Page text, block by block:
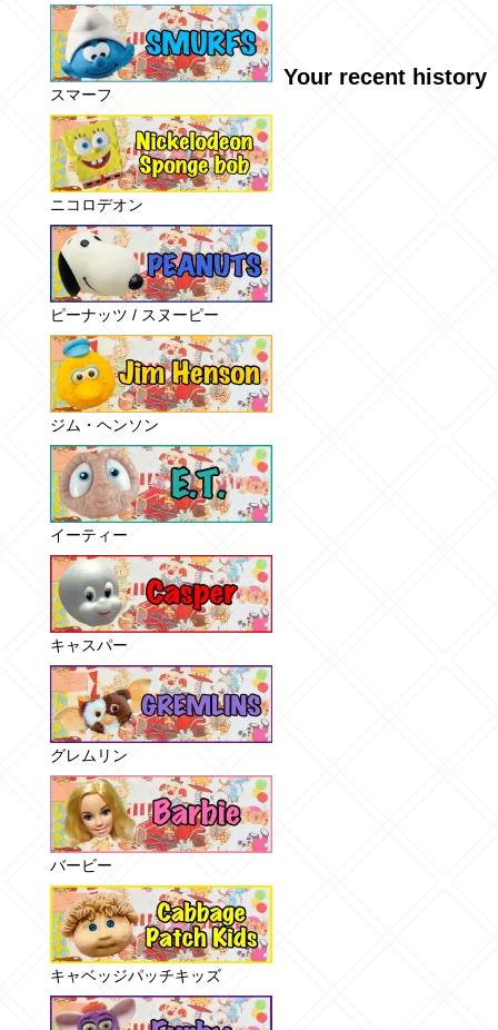
Your recent history
スマーフ
ニコロデオン
ピーナッツ / スヌーピー
ジム・ヘンソン
イーティー
キャスパー
グレムリン
バービー
キャベッジパッチキッズ